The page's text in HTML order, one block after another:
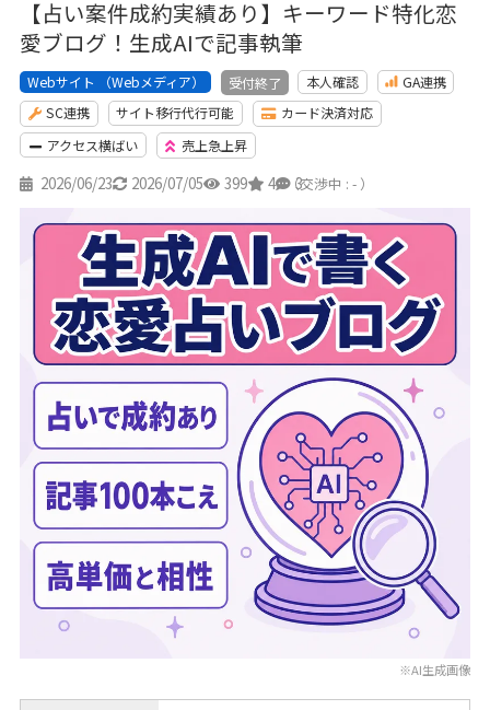
【占い案件成約実績あり】キーワード特化恋
愛ブログ！生成AIで記事執筆
Webサイト （Webメディア） 受付終了 本人確認
GA連携
SC連携
サイト移行代行可能
カード決済対応
アクセス横ばい
売上急上昇
2026/06/23 2026/07/05 399 4 3
（交渉中 : - ）
※AI生成画像